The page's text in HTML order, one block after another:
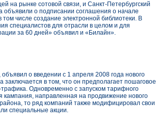
на рынке сотовой связи, и Санкт-Петербургский
объявили о подписании соглашения о начале
том числе создание электронной библиотеки. В
специалистов для отрасли в целом и для
за 60 дней» объявил и «Билайн».
о введении с 1 апреля 2008 года нового
в том, что он предполагает пошаговое
Одновременно с запуском тарифного
кампания, направленная на продвижение нового
то ряд компаний также модифицировал свои
специальные акции.